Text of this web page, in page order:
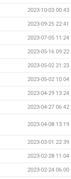
2023-10-03 00:43
2023-09-25 22:41
2023-07-05 11:24
2023-05-16 09:22
2023-05-02 21:23
2023-05-02 10:04
2023-04-29 13:24
2023-04-27 06:42
2023-04-08 13:19
2023-03-01 22:39
2023-02-28 11:04
2023-02-24 06:00